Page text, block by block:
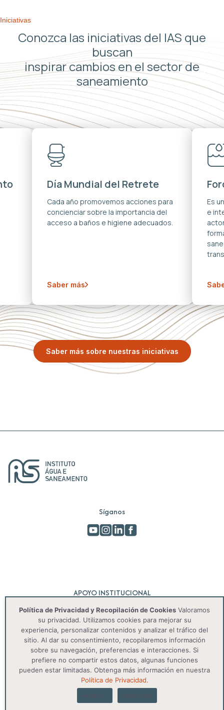
Iniciativas
Conozca las iniciativas del IAS que
buscan
inspirar cambios en el sector de
saneamiento
Día Mundial del Retrete
Cada año promovemos acciones para
concienciar sobre la importancia del
acceso a baños e higiene adecuados.
Saber más
Es
e
Saber más sobre nuestras iniciativas
Síganos
APOYO INSTITUCIONAL
© 2025 IAS. Todos os direitos reservados.
Política de Privacidad y Recopilación de Cookies Valoramos
su privacidad. Utilizamos cookies para mejorar su
experiencia, personalizar contenidos y analizar el tráfico del
sitio. Al dar su consentimiento, recopilaremos información
sobre su navegación, preferencias e interacciones. Si
prefiere no compartir estos datos, algunas funciones
pueden estar limitadas. Obtenga más información en nuestra
Política de Privacidad.